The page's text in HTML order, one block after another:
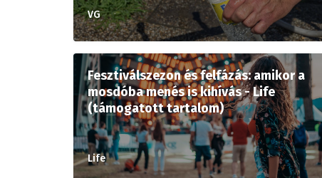
VG
Fesztiválszezon és felfázás: amikor a
mosdóba menés is kihívás - Life
(támogatott tartalom)
Life